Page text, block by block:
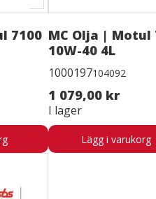
7100 MC Olja | Motul
10W-40 4L
1000197104092
1 079,00 kr
I lager
Lägg i varukorg